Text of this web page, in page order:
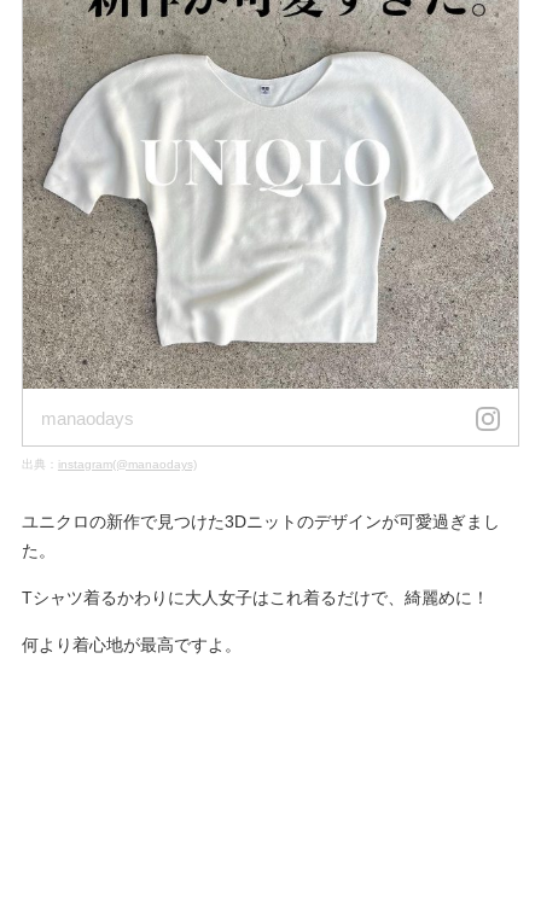
manaodays
出典： instagram(@manaodays)
ユニクロの新作で見つけた3Dニットのデザインが可愛過ぎまし
た。
Tシャツ着るかわりに大人女子はこれ着るだけで、綺麗めに！
何より着心地が最高ですよ。